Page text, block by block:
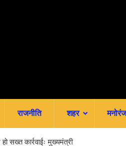
राजनीति शहर
सख्त कार्रवाईः मुख्यमंत्री